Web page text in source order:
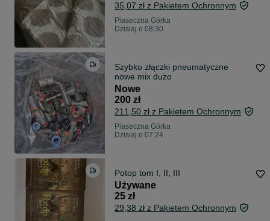
35,07 zł z Pakietem Ochronnym
Piaseczna Górka
Dzisiaj o 08:30
Szybko złączki pneumatyczne
nowe mix dużo
Nowe
200 zł
211,50 zł z Pakietem Ochronnym
Piaseczna Górka
Dzisiaj o 07:24
Potop tom I, II, III
Używane
25 zł
29,38 zł z Pakietem Ochronnym